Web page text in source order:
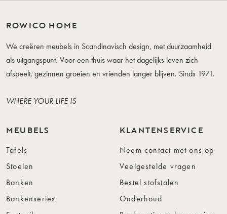
ROWICO HOME
We creëren meubels in Scandinavisch design, met duurzaamheid
als uitgangspunt. Voor een thuis waar het dagelijks leven zich
afspeelt, gezinnen groeien en vrienden langer blijven. Sinds 1971.
WHERE YOUR LIFE IS
MEUBELS
Tafels
Stoelen
Banken
Bankenseries
KLANTENSERVICE
Neem contact met ons op
Veelgestelde vragen
Bestel stofstalen
Onderhoud